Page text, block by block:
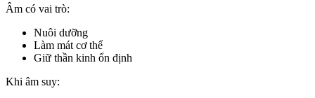
Âm có vai trò:
Nuôi dưỡng
Làm mát cơ thể
Giữ thần kinh ổn định
Khi âm suy: